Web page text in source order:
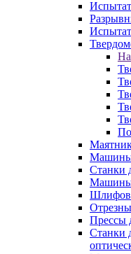
Машины
Станки
Машины
Прессы
Станки